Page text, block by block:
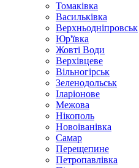
Томаківка
Васильківка
Верхньодніпровськ
Юр'ївка
Жовті Води
Верхівцеве
Вільногірськ
Зеленодольськ
Іларіонове
Межова
Нікополь
Новоіванівка
Самар
Перещепине
Петропавлівка